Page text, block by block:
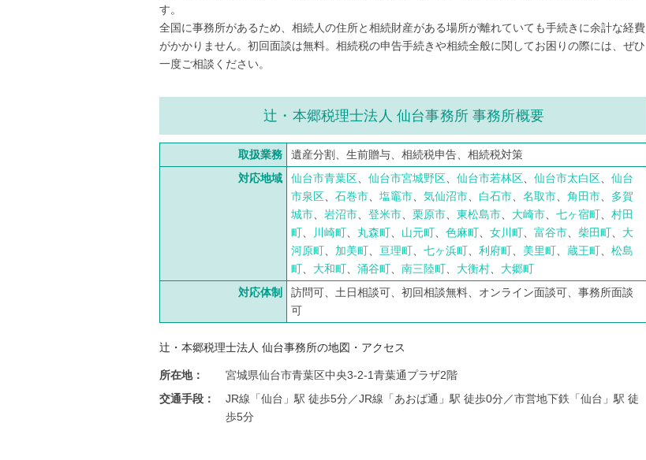
す。
全国に事務所があるため、相続人の住所と相続財産がある場所が離れていても手続きに余計な経費
がかかりません。初回面談は無料。相続税の申告手続きや相続全般に関してお困りの際には、ぜひ
一度ご相談ください。
辻・本郷税理士法人 仙台事務所 事務所概要
取扱業務
遺産分割、生前贈与、相続税申告、相続税対策
対応地域
仙台市青葉区 仙台市宮城野区 仙台市若林区 仙台市太白区
仙台
市泉区
石巻市 塩竈市 気仙沼市 白石市 名取市 角田市
多賀
城市
岩沼市 登米市 栗原市 東松島市 大崎市 七ヶ宿町
村田
町
川崎町 丸森町 山元町 色麻町 女川町 富谷市 柴田町
大
河原町
加美町 亘理町 七ヶ浜町 利府町 美里町 蔵王町
松島
町
大和町 涌谷町 南三陸町 大衡村
大郷町
対応体制
訪問可、土日相談可、初回相談無料、オンライン面談可、事務所面談
可
辻・本郷税理士法人 仙台事務所の地図・アクセス
所在地：
宮城県仙台市青葉区中央3-2-1青葉通プラザ2階
交通手段：
JR線「仙台」駅 徒歩5分／JR線「あおば通」駅 徒歩0分／市営地下鉄「仙台」駅 徒
歩5分